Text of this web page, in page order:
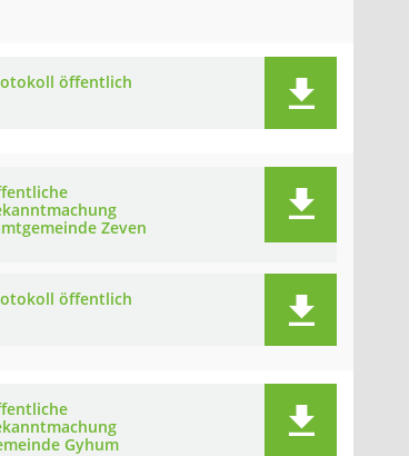
öffentlich
Zeven
öffentlich
Gyhum